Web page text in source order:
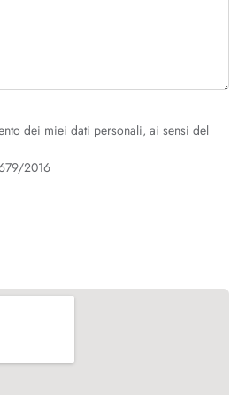
dei miei dati personali, ai sensi del
2016